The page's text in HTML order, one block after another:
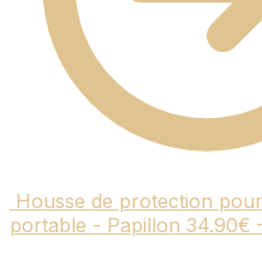
Housse de protection
portable - Papillon 34.90€